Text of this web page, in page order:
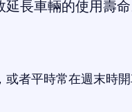
長車輛的使用壽命
者平時常在週末時